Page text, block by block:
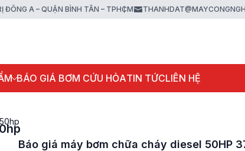
ĐÔNG A – QUẬN BÌNH TÂN – TPHCM
BÁO GIÁ BƠM CỨU HỎATIN TỨCLIÊN HỆ
Báo giá máy bơm chữa cháy diesel 50HP